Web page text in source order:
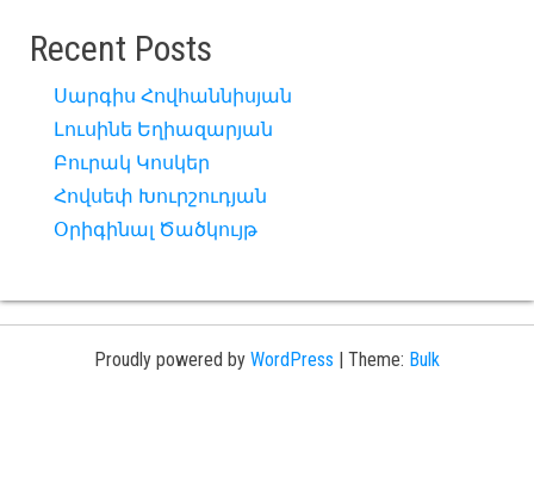
Recent Posts
Սարգիս Հովհաննիսյան
Լուսինե Եղիազարյան
Բուրակ Կոսկեր
Հովսեփ Խուրշուդյան
Օրիգինալ Ծածկույթ
Proudly powered by WordPress | Theme: Bulk